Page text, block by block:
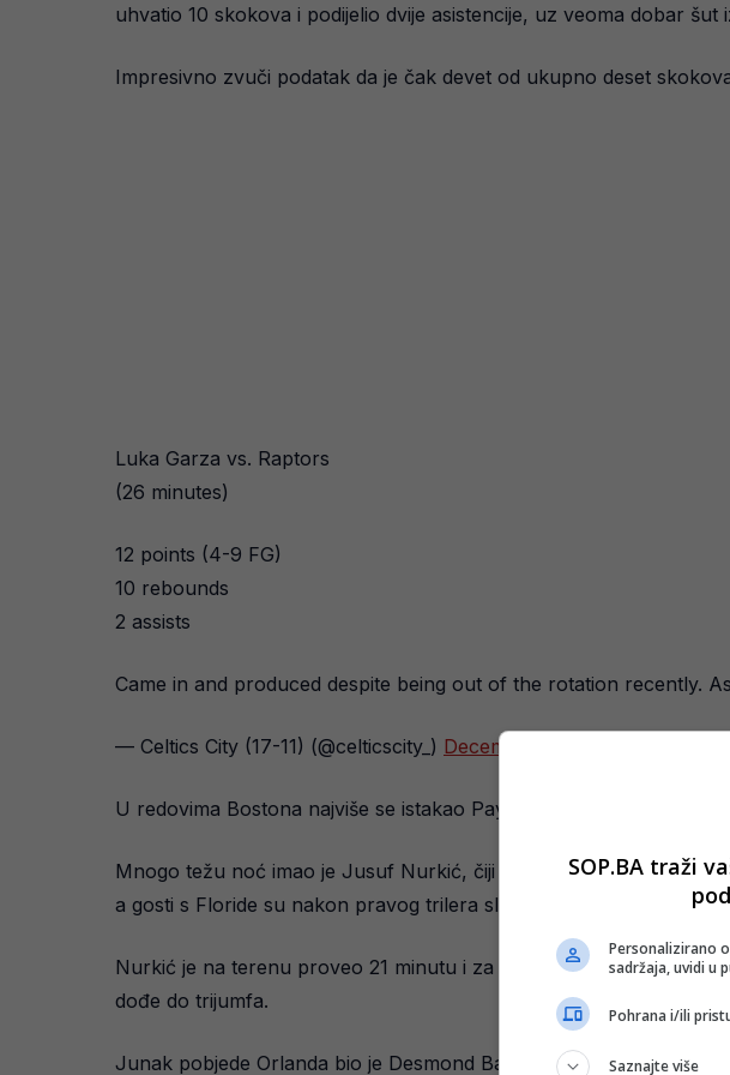
uhvatio 10 skokova i podijelio dvije asistencije, uz veoma dobar šut
Impresivno zvuči podatak da je čak devet od ukupno deset
Luka Garza vs. Raptors
(26 minutes)
12 points (4-9 FG)
10 rebounds
2 assists
Came in and produced despite being out of the rotation recently.
— Celtics City (17-11) (@celticscity_) December 21, 2025
U redovima Bostona najviše se istakao Payton Pritchard, koji je
Mnogo težu noć imao je Jusuf Nurkić, čiji je Utah Jazz nakon
a gosti s Floride su nakon pravog trilera slavili tijesnu pobjedu
Nurkić je na terenu proveo 21 minutu i za to vrijeme ubilježio
dođe do trijumfa.
Junak pobjede Orlanda bio je Desmond Bane sa 33 postignuta
SOP.BA traži
Personalizirano
sadržaja, uvidi u
Pohrana i/ili
Saznajte više